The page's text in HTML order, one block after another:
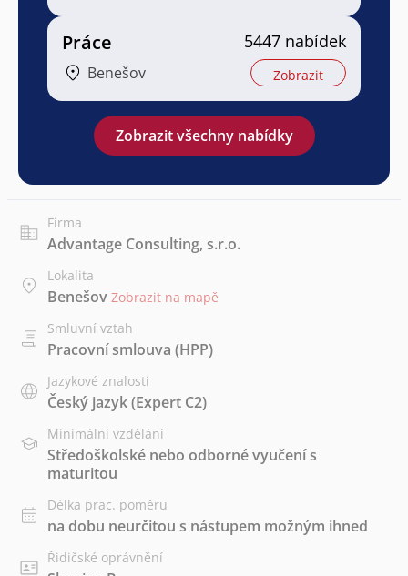
Práce
Benešov
5447 nabídek
Zobrazit
Zobrazit všechny nabídky
Firma
Advantage Consulting, s.r.o.
Lokalita
Benešov Zobrazit na mapě
Smluvní vztah
Pracovní smlouva (HPP)
Jazykové znalosti
Český jazyk(Expert C2)
Minimální vzdělání
Středoškolské nebo odborné vyučení s
maturitou
Délka prac. poměru
na dobu neurčitou s nástupem možným ihned
Řidičské oprávnění